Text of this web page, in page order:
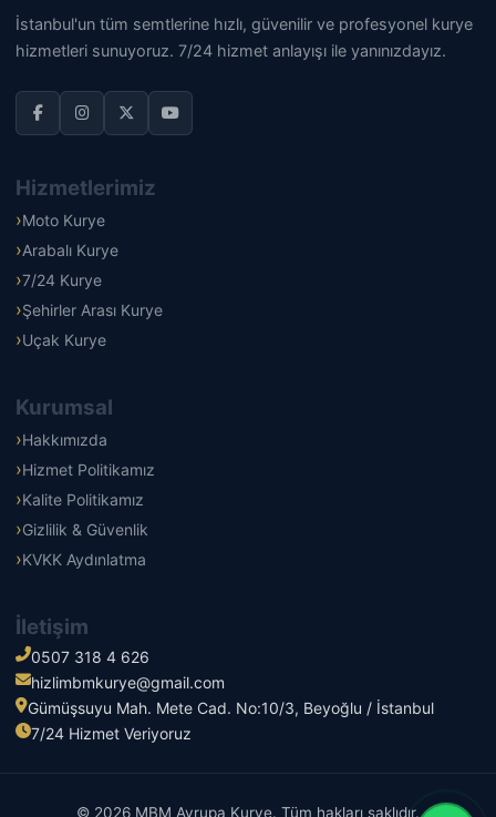
İstanbul'un tüm semtlerine hızlı, güvenilir ve profesyonel kurye
hizmetleri sunuyoruz. 7/24 hizmet anlayışı ile yanınızdayız.
Hizmetlerimiz
Moto Kurye
Arabalı Kurye
7/24 Kurye
Şehirler Arası Kurye
Uçak Kurye
Kurumsal
Hakkımızda
Hizmet Politikamız
Kalite Politikamız
Gizlilik & Güvenlik
KVKK Aydınlatma
İletişim
0507 318 4 626
hizlimbmkurye@gmail.com
Gümüşsuyu Mah. Mete Cad. No:10/3, Beyoğlu / İstanbul
7/24 Hizmet Veriyoruz
© 2026 MBM Avrupa Kurye. Tüm hakları saklıdır.